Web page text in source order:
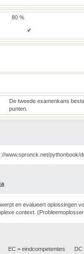
80 %
✔
De tweede examenkans
punten.
www.spronck.net/pythonbook/
en evalueert oplossingen
context.
EC = eindcompetenties DC